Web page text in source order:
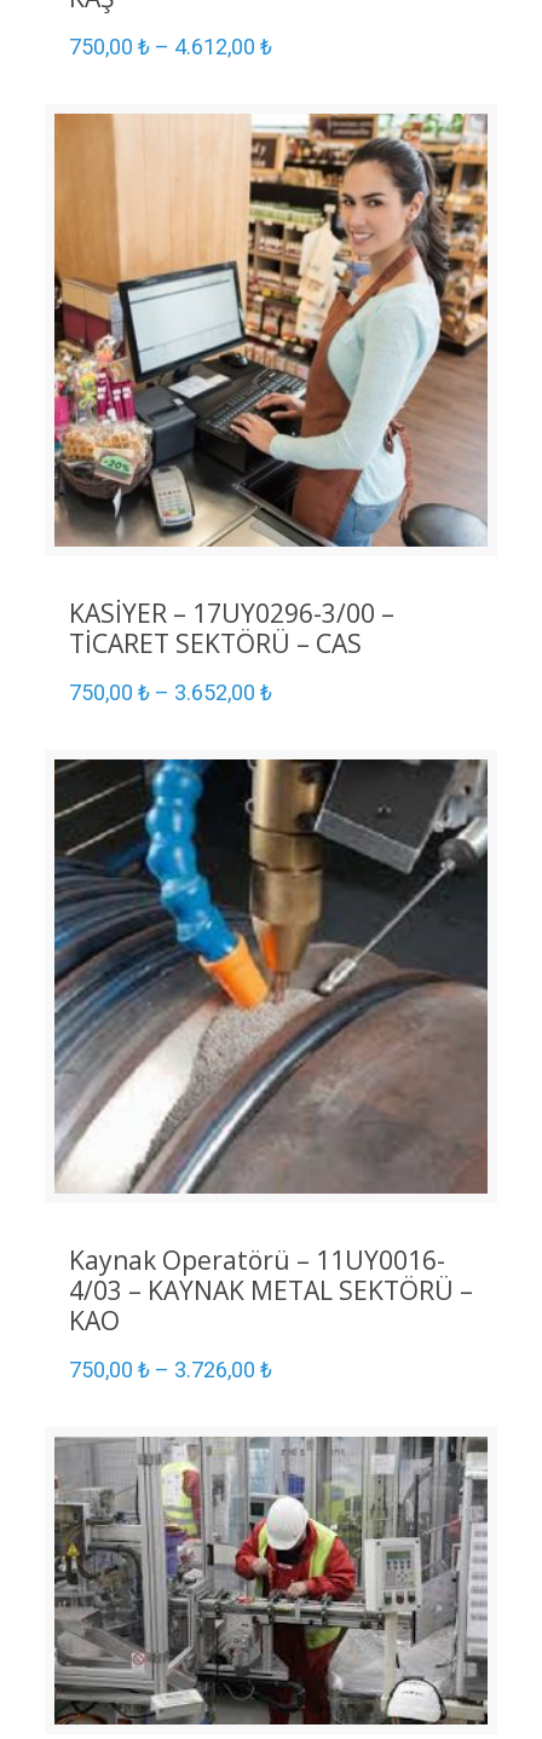
750,00 ₺– 4.612,00 ₺
KASİYER – 17UY0296-3/00 –
TİCARET SEKTÖRÜ – CAS
750,00 ₺– 3.652,00 ₺
Kaynak Operatörü – 11UY0016-
4/03 – KAYNAK METAL SEKTÖRÜ –
KAO
750,00 ₺– 3.726,00 ₺